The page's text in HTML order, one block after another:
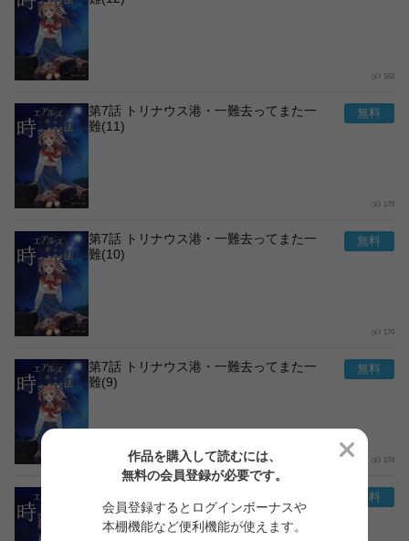
作品を購入して読むには、
無料の会員登録が必要です。
会員登録するとログインボーナスや
本棚機能など便利機能が使えます。
162
第7話 トリナウス港・一難去ってまた一
難(11)
173
第7話 トリナウス港・一難去ってまた一
難(10)
170
第7話 トリナウス港・一難去ってまた一
難(9)
174
難(8)